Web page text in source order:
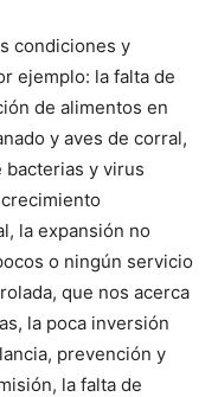
condiciones y
ejemplo: la falta de
de alimentos en
y aves de corral,
y virus
la expansión no
o ningún servicio
que nos acerca
la poca inversión
prevención y
la falta de